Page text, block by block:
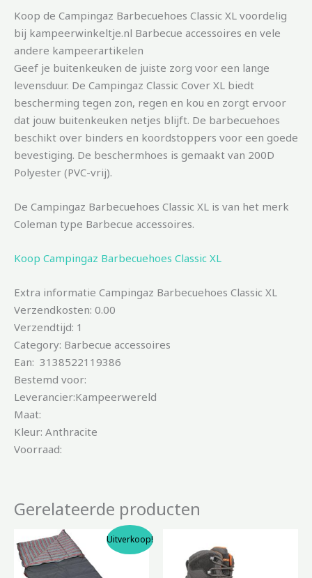
Koop de Campingaz Barbecuehoes Classic XL voordelig
bij kampeerwinkeltje.nl Barbecue accessoires en vele
andere kampeerartikelen
Geef je buitenkeuken de juiste zorg voor een lange
levensduur. De Campingaz Classic Cover XL biedt
bescherming tegen zon, regen en kou en zorgt ervoor
dat jouw buitenkeuken netjes blijft. De barbecuehoes
beschikt over binders en koordstoppers voor een goede
bevestiging. De beschermhoes is gemaakt van 200D
Polyester (PVC-vrij).
De Campingaz Barbecuehoes Classic XL is van het merk
Coleman type Barbecue accessoires.
Koop Campingaz Barbecuehoes Classic XL
Extra informatie Campingaz Barbecuehoes Classic XL
Verzendkosten: 0.00
Verzendtijd: 1
Category: Barbecue accessoires
Ean: 3138522119386
Bestemd voor:
Leverancier:Kampeerwereld
Maat:
Kleur: Anthracite
Voorraad:
Gerelateerde producten
Uitverkoop!
Oorspronkelijke
prijs
was:
€72.95.
Huidige
prijs
is:
€64.99.